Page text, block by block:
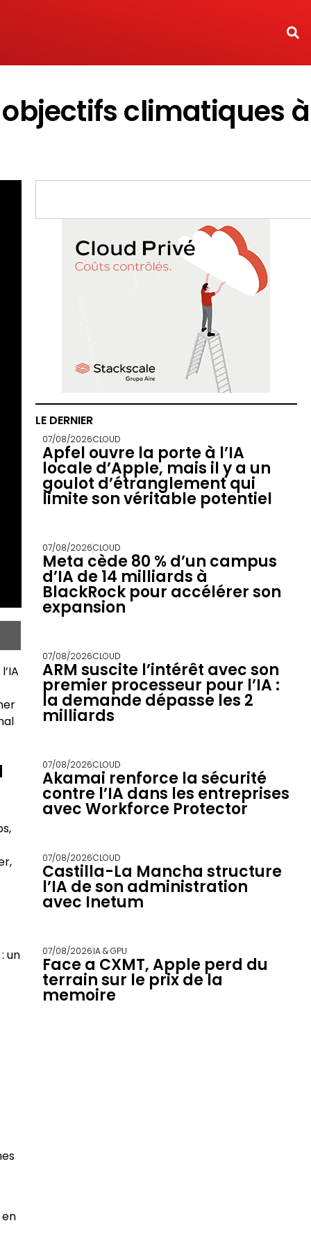
climatiques à
un
LE DERNIER
07/08/2026CLOUD
Apfel ouvre la porte à l’IA
locale d’Apple, mais il y a un
goulot d’étranglement qui
limite son véritable potentiel
07/08/2026CLOUD
Meta cède 80 % d’un campus
d’IA de 14 milliards à
BlackRock pour accélérer son
expansion
07/08/2026CLOUD
ARM suscite l’intérêt avec son
premier processeur pour l’IA :
la demande dépasse les 2
milliards
07/08/2026CLOUD
Akamai renforce la sécurité
contre l’IA dans les entreprises
avec Workforce Protector
07/08/2026CLOUD
Castilla-La Mancha structure
l’IA de son administration
avec Inetum
07/08/2026IA & GPU
Face a CXMT, Apple perd du
terrain sur le prix de la
memoire